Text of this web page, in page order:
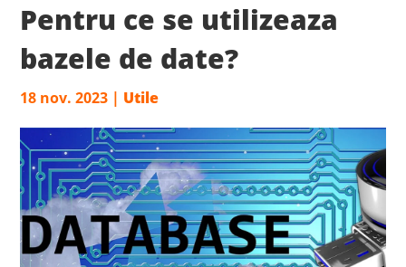
Pentru ce se utilizeaza
bazele de date?
18 nov. 2023 | Utile